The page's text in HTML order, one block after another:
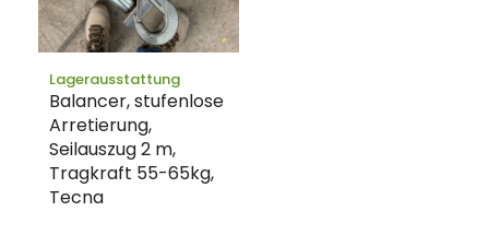
Lagerausstattung
Balancer, stufenlose
Arretierung,
Seilauszug 2 m,
Tragkraft 55-65kg,
Tecna